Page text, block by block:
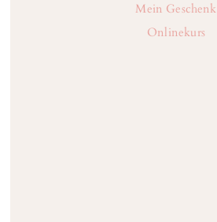
Mein Geschenk
Onlinekurs